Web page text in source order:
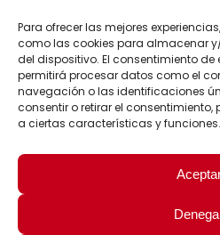
Para ofrecer las mejores
como las cookies para almacenar
del dispositivo. El consentimiento
permitirá procesar datos como el
navegación o las identificaciones
consentir o retirar el
a ciertas características y funciones.